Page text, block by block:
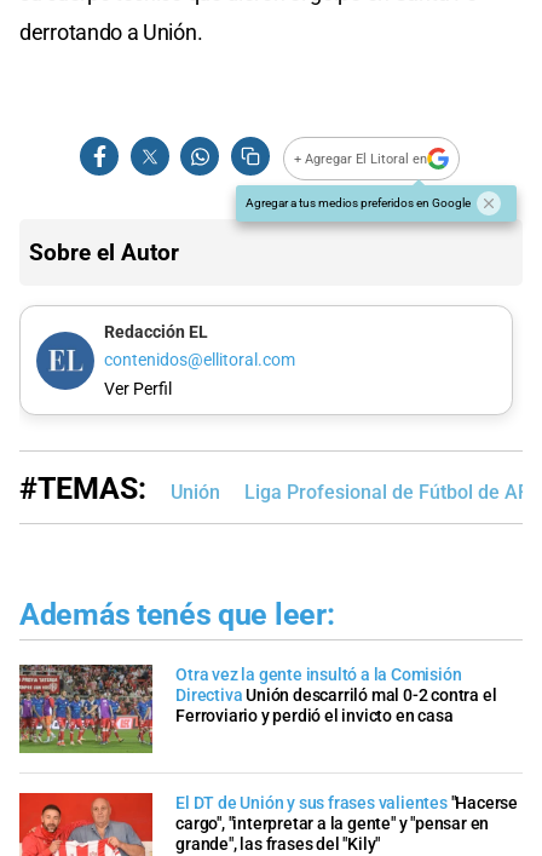
derrotando a Unión.
+ Agregar El Litoral en
Agregar a tus medios preferidos en Google
Sobre el Autor
Redacción EL
contenidos@ellitoral.com
Ver Perfil
#TEMAS: Unión Liga Profesional de Fútbol de AFA
Además tenés que leer:
Otra vez la gente insultó a la Comisión
DirectivaUnión descarriló mal 0-2 contra el
Ferroviario y perdió el invicto en casa
El DT de Unión y sus frases valientes"Hacerse
cargo", "interpretar a la gente" y "pensar en
grande", las frases del "Kily"